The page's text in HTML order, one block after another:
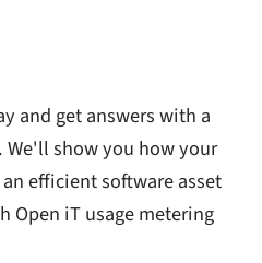
and get answers with a
show you how your
efficient software asset
Open iT usage metering